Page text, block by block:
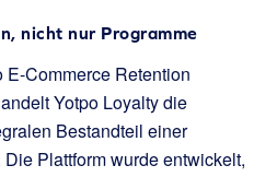
nicht nur Programme
Commerce Retention
Yotpo Loyalty die
Bestandteil einer
Plattform wurde entwickelt,